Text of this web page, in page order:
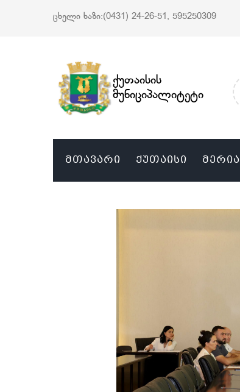
ცხელი ხაზი:(0431) 24-26-51, 595250309
ქუთაისის
მუნიციპალიტეტი
ᲛᲗᲐᲕᲐᲠᲘ ᲥᲣᲗᲐᲘᲡᲘ ᲛᲔᲠᲘᲐ